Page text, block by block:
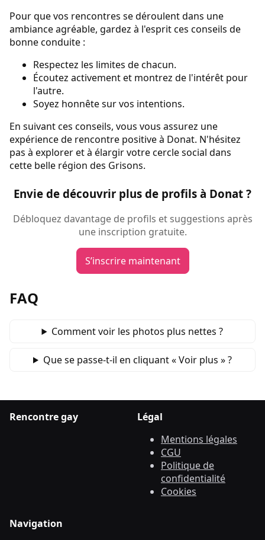
Pour que vos rencontres se déroulent dans une
ambiance agréable, gardez à l'esprit ces conseils de
bonne conduite :
Respectez les limites de chacun.
Écoutez activement et montrez de l'intérêt pour
l'autre.
Soyez honnête sur vos intentions.
En suivant ces conseils, vous vous assurez une
expérience de rencontre positive à Donat. N'hésitez
pas à explorer et à élargir votre cercle social dans
cette belle région des Grisons.
Envie de découvrir plus de profils à Donat ?
Débloquez davantage de profils et suggestions après
une inscription gratuite.
S’inscrire maintenant
FAQ
Comment voir les photos plus nettes ?
Que se passe‑t‑il en cliquant « Voir plus » ?
Rencontre gay
Légal
Mentions légales
CGU
Politique de
confidentialité
Cookies
Navigation